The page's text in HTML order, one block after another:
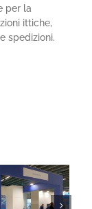
per la
ittiche,
spedizioni.